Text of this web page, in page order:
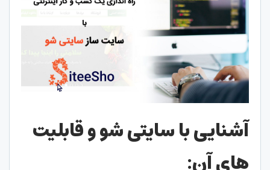
آشنایی با سایتی شو و قابلیت